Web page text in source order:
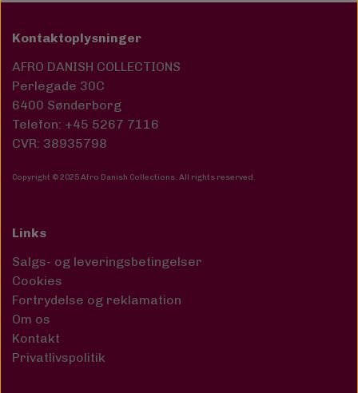
Kontaktoplysninger
AFRO DANISH COLLECTIONS
Perlegade 30C
6400 Sønderborg
Telefon: +45 5267 7116
CVR: 38935798
Copyright © 2025 Afro Danish Collections. All rights reserved.
Links
Salgs- og leveringsbetingelser
Cookies
Fortrydelse og reklamation
Om os
Kontakt
Privatlivspolitik